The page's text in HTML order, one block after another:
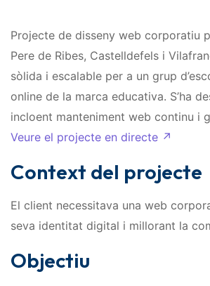
Projecte de disseny web corporatiu
Pere de Ribes, Castelldefels i
sòlida i escalable per a un grup
online de la marca educativa. S’ha
incloent manteniment web continu i
Veure el projecte en directe ↗
Context del projecte
El client necessitava una web
seva identitat digital i millorant la
Objectiu